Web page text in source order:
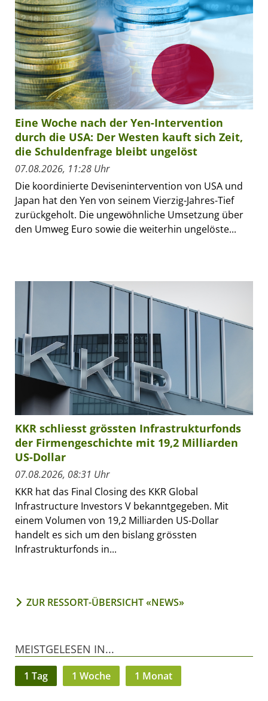
Eine Woche nach der Yen-Intervention
durch die USA: Der Westen kauft sich Zeit,
die Schuldenfrage bleibt ungelöst
07.08.2026, 11:28 Uhr
Die koordinierte Devisenintervention von USA und
Japan hat den Yen von seinem Vierzig-Jahres-Tief
zurückgeholt. Die ungewöhnliche Umsetzung über
den Umweg Euro sowie die weiterhin ungelöste...
KKR schliesst grössten Infrastrukturfonds
der Firmengeschichte mit 19,2 Milliarden
US-Dollar
07.08.2026, 08:31 Uhr
KKR hat das Final Closing des KKR Global
Infrastructure Investors V bekanntgegeben. Mit
einem Volumen von 19,2 Milliarden US-Dollar
handelt es sich um den bislang grössten
Infrastrukturfonds in...
ZUR RESSORT-ÜBERSICHT «NEWS»
MEISTGELESEN IN...
1 Tag 1 Woche 1 Monat